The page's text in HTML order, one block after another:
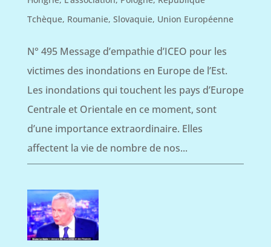
Tchèque, Roumanie, Slovaquie, Union Européenne
N° 495 Message d’empathie d’ICEO pour les
victimes des inondations en Europe de l’Est.
Les inondations qui touchent les pays d’Europe
Centrale et Orientale en ce moment, sont
d’une importance extraordinaire. Elles
affectent la vie de nombre de nos...